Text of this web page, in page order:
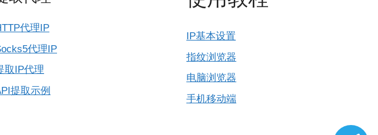
代理IP
代理IP
取IP代理
提取示例
IP基本设置
指纹浏览器
电脑浏览器
手机移动端